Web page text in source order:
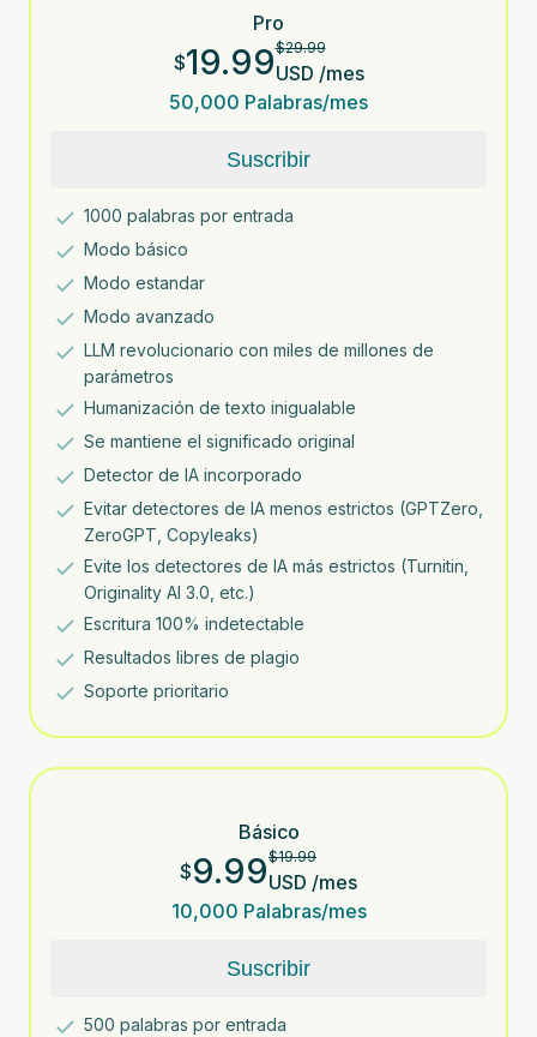
Básico
$9.99$19.99
USD /mes
10,000 Palabras/mes
Suscribir
500 palabras por entrada
Pro
$19.99$29.99
USD /mes
50,000 Palabras/mes
Suscribir
1000 palabras por entrada
Modo básico
Modo estandar
Modo avanzado
LLM revolucionario con miles de millones de
parámetros
Humanización de texto inigualable
Se mantiene el significado original
Detector de IA incorporado
Evitar detectores de IA menos estrictos (GPTZero,
ZeroGPT, Copyleaks)
Evite los detectores de IA más estrictos (Turnitin,
Originality AI 3.0, etc.)
Escritura 100% indetectable
Resultados libres de plagio
Soporte prioritario